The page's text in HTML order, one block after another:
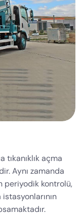
açma
Aynı zamanda
periyodik kontrolü,